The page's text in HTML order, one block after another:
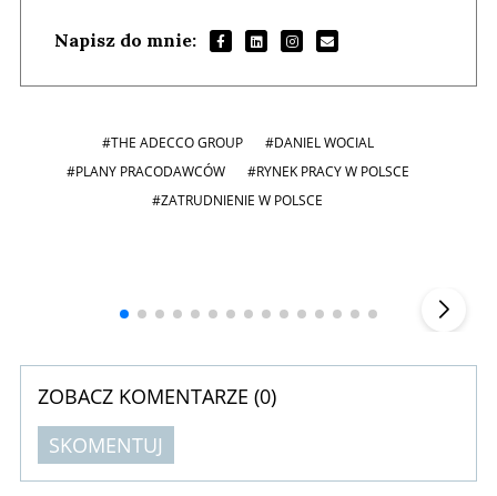
Napisz do mnie:
#THE ADECCO GROUP
#DANIEL WOCIAL
#PLANY PRACODAWCÓW
#RYNEK PRACY W POLSCE
#ZATRUDNIENIE W POLSCE
ZOBACZ KOMENTARZE (0)
SKOMENTUJ